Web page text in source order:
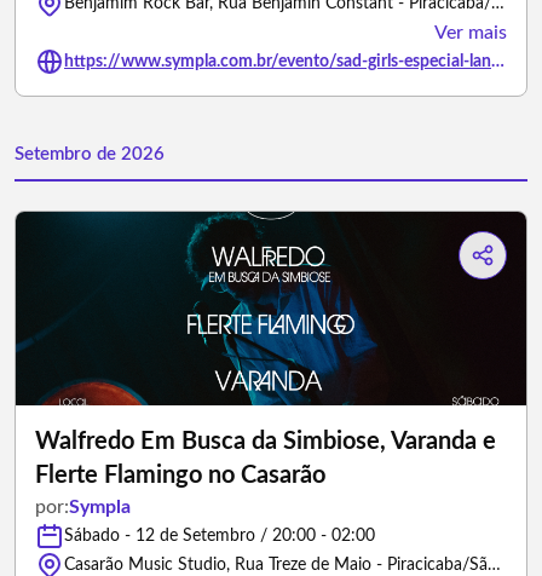
Benjamim Rock Bar, Rua Benjamin Constant - Piracicaba/São Paulo
Ver mais
https://www.sympla.com.br/evento/sad-girls-especial-lana-del-rey-billie-eilish-e-taylor-swift-piracicaba-sp/3495828
Setembro de 2026
Walfredo Em Busca da Simbiose, Varanda e
Flerte Flamingo no Casarão
por:Sympla
Sábado - 12 de Setembro / 20:00 - 02:00
Casarão Music Studio, Rua Treze de Maio - Piracicaba/São Paulo